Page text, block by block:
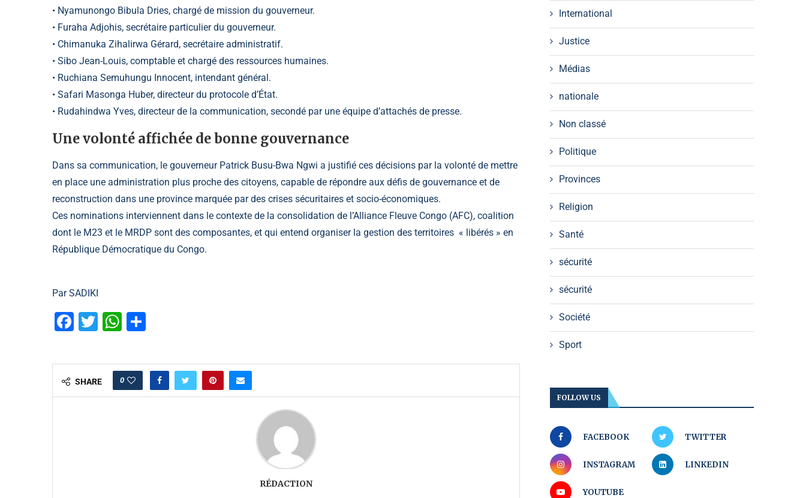
• Nyamunongo Bibula Dries, chargé de mission du gouverneur.
• Furaha Adjohis, secrétaire particulier du gouverneur.
• Chimanuka Zihalirwa Gérard, secrétaire administratif.
• Sibo Jean-Louis, comptable et chargé des ressources humaines.
• Ruchiana Semuhungu Innocent, intendant général.
• Safari Masonga Huber, directeur du protocole d’État.
• Rudahindwa Yves, directeur de la communication, secondé par une équipe d’attachés de presse.
Une volonté affichée de bonne gouvernance
Dans sa communication, le gouverneur Patrick Busu-Bwa Ngwi a justifié ces décisions par la volonté de mettre
en place une administration plus proche des citoyens, capable de répondre aux défis de gouvernance et de
reconstruction dans une province marquée par des crises sécuritaires et socio-économiques.
Ces nominations interviennent dans le contexte de la consolidation de l’Alliance Fleuve Congo (AFC), coalition
dont le M23 et le MRDP sont des composantes, et qui entend organiser la gestion des territoires « libérés » en
République Démocratique du Congo.
Par SADIKI
Facebook
TwitterWhatsApp
SHARE 0
RÉDACTION
International
Justice
Médias
nationale
Non classé
Politique
Provinces
Religion
Santé
sécurité
sécurité
Société
Sport
FOLLOW US
FACEBOOK TWITTER
INSTAGRAM LINKEDIN
YOUTUBE